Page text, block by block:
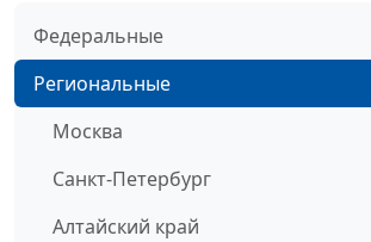
Федеральные
Региональные
Москва
Санкт-Петербург
Алтайский край